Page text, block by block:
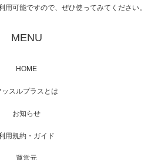
メカバース」舞台挨拶へマッスルプラ
用可能ですので、ぜひ使ってみてください。
MENU
HOME
ッスルプラスとは
お知らせ
用規約・ガイド
運営元